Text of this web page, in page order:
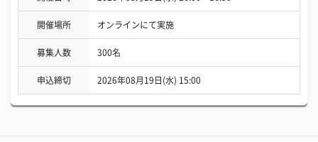
開催場所 オンラインにて実施
募集人数 300名
申込締切 2026年08月19日(水) 15:00